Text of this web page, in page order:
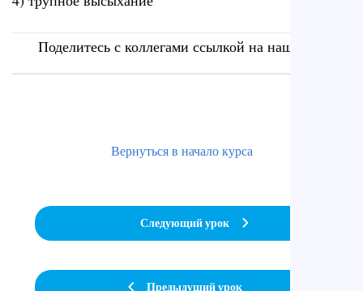
Поделитесь с коллегами ссылкой на наш сайт
Предыдущий урок
Вернуться в начало курса
Следующий урок